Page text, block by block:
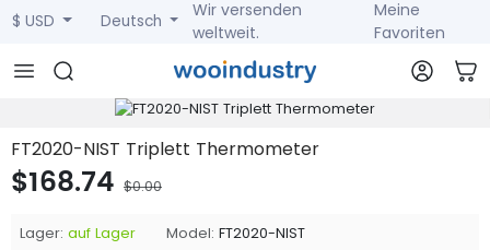
$ USD Deutsch
Wir versenden
weltweit.
Meine
Favoriten
FT2020-NIST Triplett Thermometer
$168.74 $0.00
Lager: auf Lager Model: FT2020-NIST